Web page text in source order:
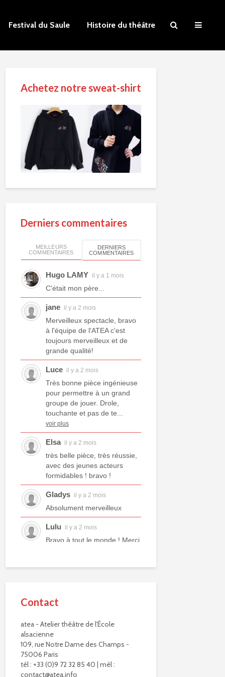
Festival du Saule Histoire du théâtre
Achetez notre sweat-shirt
Derniers commentaires
MEILLEURS
COMMENTAIRES
DERNIERS
COMMENTAIRES
Hugo LAMY il y a 1 mois
C'était mon père...
jane il y a 2 mois
Merveilleux spectacle, bravo
à l'équipe de l'ATEA c'est
toujours merveilleux et de
grande qualité!
Luce il y a 2 mois
Très bonne pièce ingénieuse
pour permettre à un grand
groupe de jouer. Drole,
touchante et pas de te...
voir plus
Elsa il y a 2 mois
très belle pièce, très réussie,
avec des jeunes acteurs
formidables ! bravo !
Gladys il y a 2 mois
Absolument merveilleux
Lulu il y a 2 mois
Bravo à tout le monde ! Merci
Murielle R.
Bravo à eux. Bravo à vous !
Virginie Delisle
Bravo à toute l'équipe de
L'ATEA.
Un choix exigeant.
Contact
atea - Atelier théâtre de l'École
alsacienne
109, rue Notre Dame des Champs -
75006 Paris
tél : +33 (0)9 72 32 85 40 | mél :
contact@atea.info